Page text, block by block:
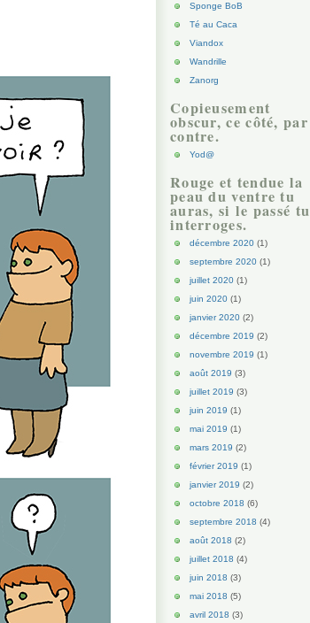
Sponge BoB
Té au Caca
Viandox
Wandrille
Zanorg
Copieusement
obscur, ce côté, par
contre.
Yod@
Rouge et tendue la
peau du ventre tu
auras, si le passé tu
interroges.
décembre 2020 (1)
septembre 2020 (1)
juillet 2020 (1)
juin 2020 (1)
janvier 2020 (2)
décembre 2019 (2)
novembre 2019 (1)
août 2019 (3)
juillet 2019 (3)
juin 2019 (1)
mai 2019 (1)
mars 2019 (2)
février 2019 (1)
janvier 2019 (2)
octobre 2018 (6)
septembre 2018 (4)
août 2018 (2)
juillet 2018 (4)
juin 2018 (3)
mai 2018 (5)
avril 2018 (3)